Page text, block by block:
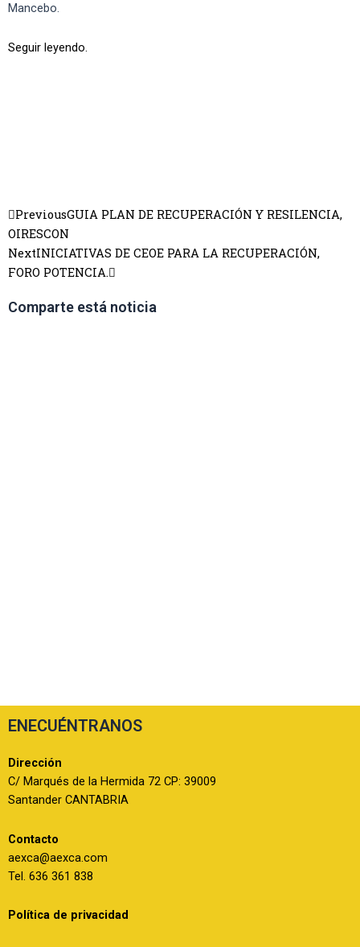
Mancebo.
Seguir leyendo.
PreviousGUIA PLAN DE RECUPERACIÓN Y RESILENCIA,
OIRESCON
NextINICIATIVAS DE CEOE PARA LA RECUPERACIÓN,
FORO POTENCIA.
Comparte está noticia
ENECUÉNTRANOS
Dirección
C/ Marqués de la Hermida 72 CP: 39009
Santander CANTABRIA
Contacto
aexca@aexca.com
Tel. 636 361 838
Política de privacidad